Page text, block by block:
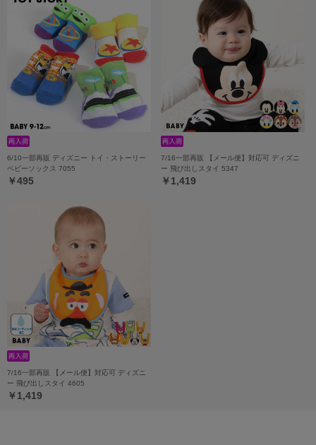
6/10一部再販 ディズニー トイ・ストーリー
ベビーソックス 7055
￥495
7/16一部再販 【メール便】対応可 ディズニ
ー 飛び出しスタイ 5347
￥1,419
7/16一部再販 【メール便】対応可 ディズニ
ー 飛び出しスタイ 4605
￥1,419